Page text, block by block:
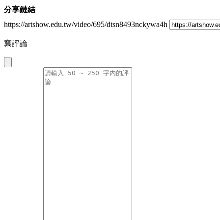
分享鏈結
https://artshow.edu.tw/video/695/dtsn8493nckywa4h
寫評論